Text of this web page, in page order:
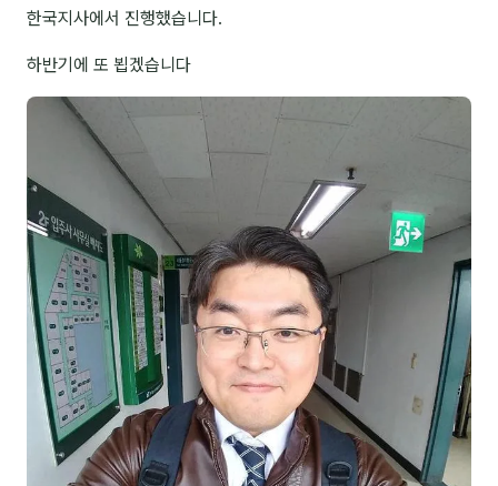
🤖 AI 실무
🧭 기획·전략
강사
김종혁
구자룡
김경태
김소연
김의중
한국지사에서 진행했습니다.
하반기에 또 뵙겠습니다